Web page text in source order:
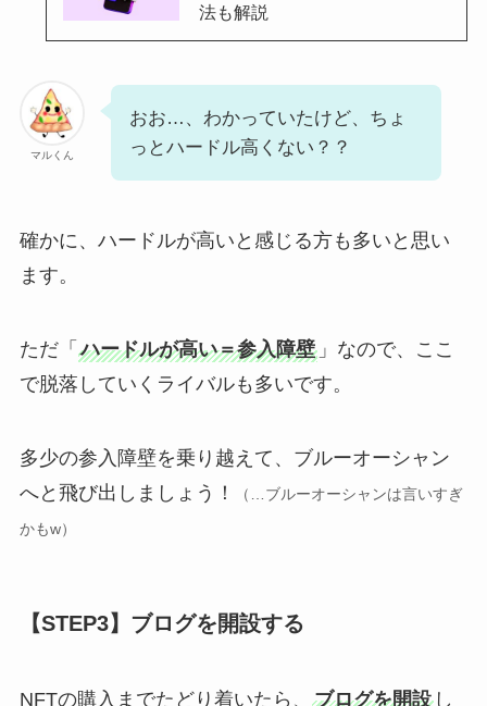
法も解説
マルくん
おお…、わかっていたけど、ちょ
っとハードル高くない？？
確かに、ハードルが高いと感じる方も多いと思い
ます。
ただ「 ハードルが高い＝参入障壁」なので、ここ
で脱落していくライバルも多いです。
多少の参入障壁を乗り越えて、ブルーオーシャン
へと飛び出しましょう！
（…ブルーオーシャンは言いすぎ
かもw）
【STEP3】ブログを開設する
NFTの購入までたどり着いたら、 ブログを開設し